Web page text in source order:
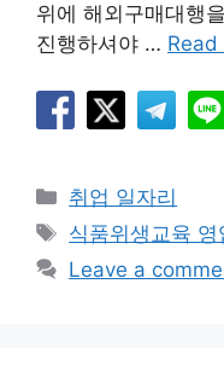
위에 해외구매대행
진행하셔야 … Read
Categories
취업 일자리
Tags
식품위생교육 영
Leave a